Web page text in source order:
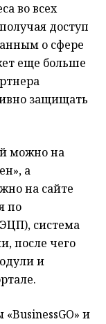
во всех
доступ
о сфере
еще больше
защищать
можно на
а
на сайте
по
система
после чего
и
и